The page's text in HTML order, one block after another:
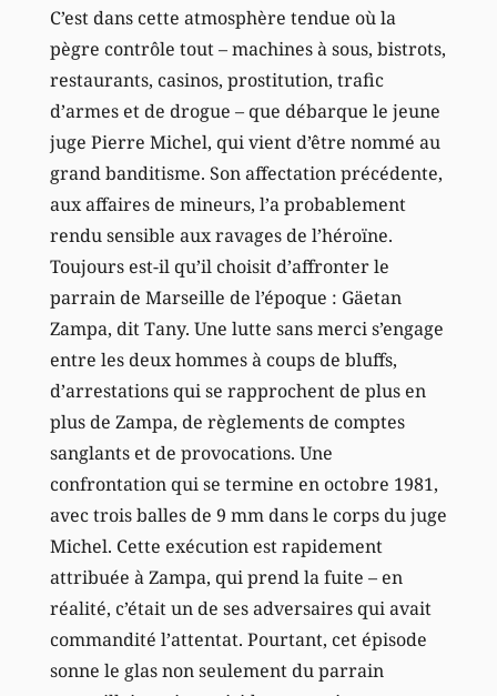
C’est dans cette atmosphère tendue où la
pègre contrôle tout – machines à sous, bistrots,
restaurants, casinos, prostitution, trafic
d’armes et de drogue – que débarque le jeune
juge Pierre Michel, qui vient d’être nommé au
grand banditisme. Son affectation précédente,
aux affaires de mineurs, l’a probablement
rendu sensible aux ravages de l’héroïne.
Toujours est-il qu’il choisit d’affronter le
parrain de Marseille de l’époque : Gäetan
Zampa, dit Tany. Une lutte sans merci s’engage
entre les deux hommes à coups de bluffs,
d’arrestations qui se rapprochent de plus en
plus de Zampa, de règlements de comptes
sanglants et de provocations. Une
confrontation qui se termine en octobre 1981,
avec trois balles de 9 mm dans le corps du juge
Michel. Cette exécution est rapidement
attribuée à Zampa, qui prend la fuite – en
réalité, c’était un de ses adversaires qui avait
commandité l’attentat. Pourtant, cet épisode
sonne le glas non seulement du parrain